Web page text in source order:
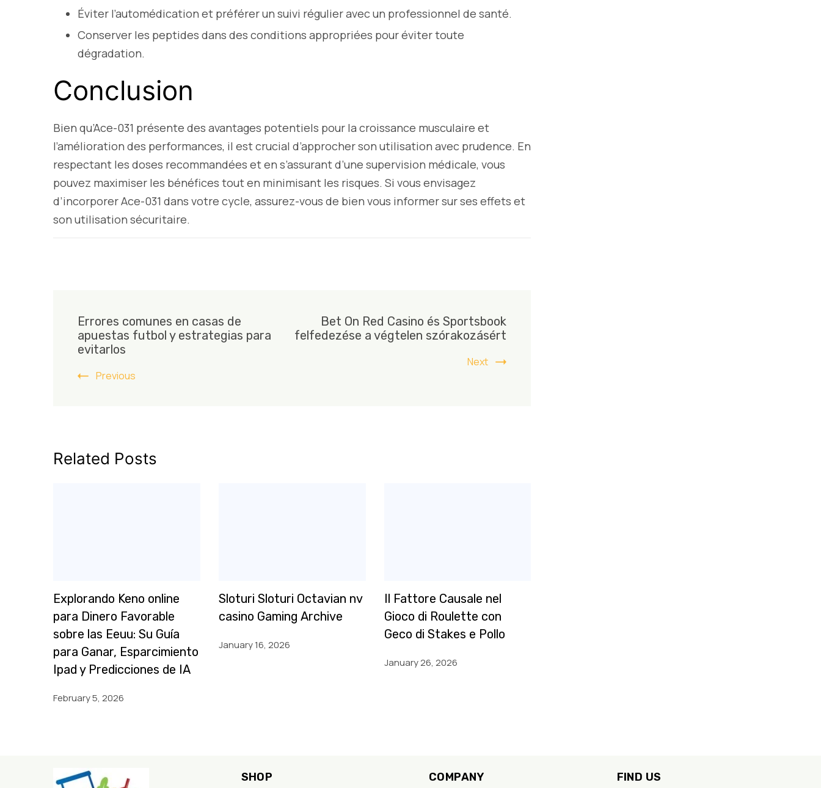
Éviter l’automédication et préférer un suivi régulier avec un professionnel de santé.
Conserver les peptides dans des conditions appropriées pour éviter toute
dégradation.
Conclusion
Bien qu’Ace-031 présente des avantages potentiels pour la croissance musculaire et
l’amélioration des performances, il est crucial d’approcher son utilisation avec prudence. En
respectant les doses recommandées et en s’assurant d’une supervision médicale, vous
pouvez maximiser les bénéfices tout en minimisant les risques. Si vous envisagez
d’incorporer Ace-031 dans votre cycle, assurez-vous de bien vous informer sur ses effets et
son utilisation sécuritaire.
Navigation
Errores comunes en casas de
apuestas futbol y estrategias para
evitarlos
Previous
Bet On Red Casino és Sportsbook
felfedezése a végtelen szórakozásért
Next
Related Posts
Explorando Keno online
para Dinero Favorable
sobre las Eeuu: Su Guía
para Ganar, Esparcimiento
Ipad y Predicciones de IA
February 5, 2026
Sloturi Sloturi Octavian nv
casino Gaming Archive
January 16, 2026
Il Fattore Causale nel
Gioco di Roulette con
Geco di Stakes e Pollo
January 26, 2026
SHOP COMPANY FIND US